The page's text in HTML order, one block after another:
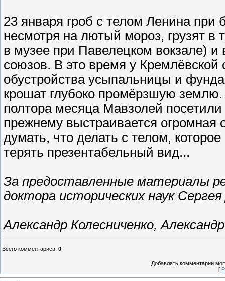
23 января гроб с телом Ленина
несмотря на лютый мороз, грузят в
в музее при Павелецком вокзале)
союзов. В это время у
обустройства усыпальницы и
крошат глубоко промёрзшую землю.
полтора месяца Мавзолей
прежнему выстраивается
думать, что делать с телом,
терять презентабельный вид...
За предоставленные материалы
доктора исторических наук
Александр Колесниченко,
Всего комментариев: 0
Добавлять комментарии
[